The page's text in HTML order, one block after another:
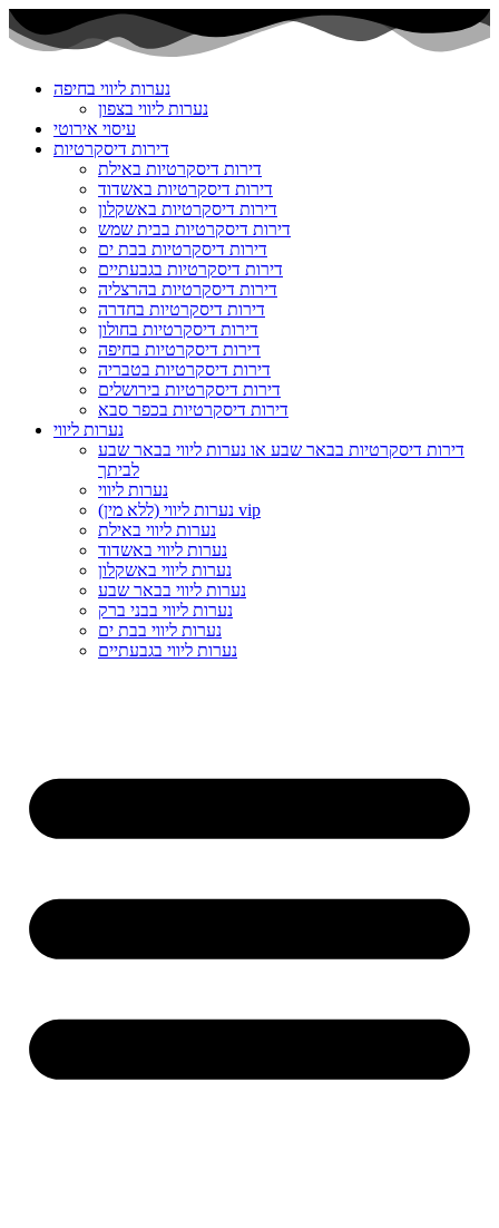
Skip
to
content
נערות ליווי בחיפה
נערות ליווי בצפון
עיסוי אירוטי
דירות דיסקרטיות
דירות דיסקרטיות באילת
דירות דיסקרטיות באשדוד
דירות דיסקרטיות באשקלון
דירות דיסקרטיות בבית שמש
דירות דיסקרטיות בבת ים
דירות דיסקרטיות בגבעתיים
דירות דיסקרטיות בהרצליה
דירות דיסקרטיות בחדרה
דירות דיסקרטיות בחולון
דירות דיסקרטיות בחיפה
דירות דיסקרטיות בטבריה
דירות דיסקרטיות בירושלים
דירות דיסקרטיות בכפר סבא
נערות ליווי
דירות דיסקרטיות בבאר שבע או נערות ליווי בבאר שבע
לביתך
נערות ליווי
נערות ליווי (ללא מין) vip
נערות ליווי באילת
נערות ליווי באשדוד
נערות ליווי באשקלון
נערות ליווי בבאר שבע
נערות ליווי בבני ברק
נערות ליווי בבת ים
נערות ליווי בגבעתיים